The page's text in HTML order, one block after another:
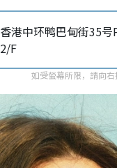
香港中环鸭巴甸街35号
2/F